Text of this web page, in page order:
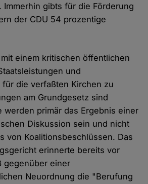
Immerhin gibts für die Förderung
der CDU 54 prozentige
einem kritischen öffentlichen
und
die verfaßten Kirchen zu
am Grundgesetz sind
werden primär das Ergebnis einer
Diskussion sein und nicht
von Koalitionsbeschlüssen. Das
erinnerte bereits vor
gegenüber einer
Neuordnung die "Berufung